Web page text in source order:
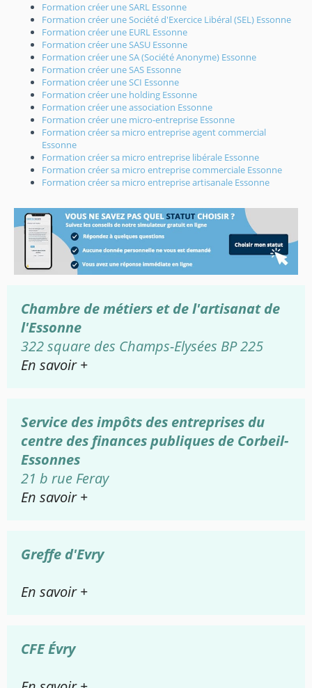
Formation créer une SARL Essonne
Formation créer une Société d'Exercice Libéral (SEL) Essonne
Formation créer une EURL Essonne
Formation créer une SASU Essonne
Formation créer une SA (Société Anonyme) Essonne
Formation créer une SAS Essonne
Formation créer une SCI Essonne
Formation créer une holding Essonne
Formation créer une association Essonne
Formation créer une micro-entreprise Essonne
Formation créer sa micro entreprise agent commercial
Essonne
Formation créer sa micro entreprise libérale Essonne
Formation créer sa micro entreprise commerciale Essonne
Formation créer sa micro entreprise artisanale Essonne
Chambre de métiers et de l'artisanat de
l'Essonne
322 square des Champs-Elysées BP 225
En savoir +
Service des impôts des entreprises du
centre des finances publiques de Corbeil-
Essonnes
21 b rue Feray
En savoir +
Greffe d'Evry
En savoir +
CFE Évry